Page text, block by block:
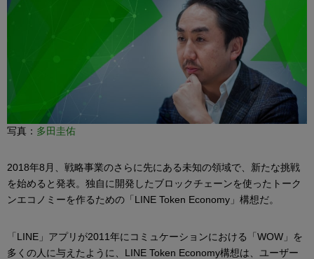
写真： 多田圭佑
2018年8月、戦略事業のさらに先にある未知の領域で、新たな挑戦
を始めると発表。独自に開発したブロックチェーンを使ったトーク
ンエコノミーを作るための「LINE Token Economy」構想だ。
「LINE」アプリが2011年にコミュケーションにおける「WOW」を
多くの人に与えたように、LINE Token Economy構想は、ユーザー